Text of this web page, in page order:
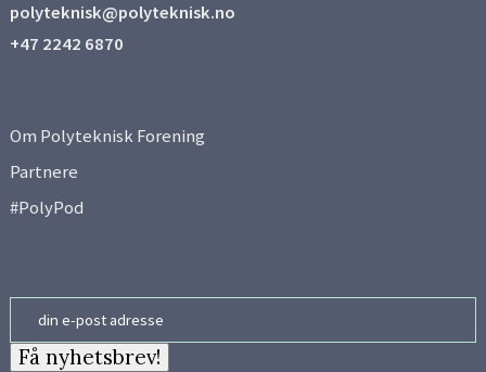
polyteknisk@polyteknisk.no
+47 2242 6870
Om Polyteknisk Forening
Partnere
#PolyPod
Få nyhetsbrev!